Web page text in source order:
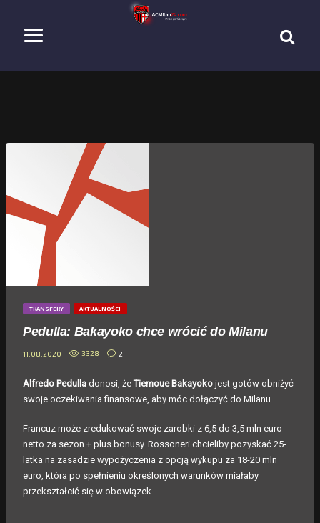
TRANSFERY AKTUALNOŚCI
Pedulla: Bakayoko chce wrócić do Milanu
11.08.2020 3328 2
Alfredo Pedulla donosi, żeTiemoue Bakayoko jest gotów obniżyć
swoje oczekiwania finansowe, aby móc dołączyć do Milanu.
Francuz może zredukować swoje zarobki z 6,5 do 3,5 mln euro
netto za sezon + plus bonusy. Rossoneri chcieliby pozyskać 25-
latka na zasadzie wypożyczenia z opcją wykupu za 18-20 mln
euro, która po spełnieniu określonych warunków miałaby
przekształcić się w obowiązek.